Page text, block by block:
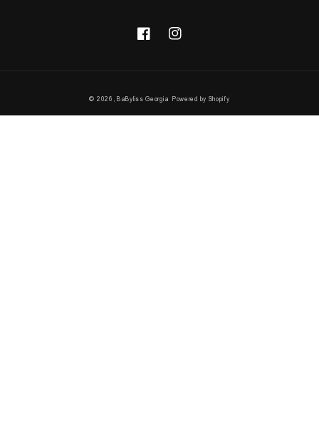
ფეისბუქიინსტაგრამი
© 2026, BaByliss Georgia Powered by Shopify